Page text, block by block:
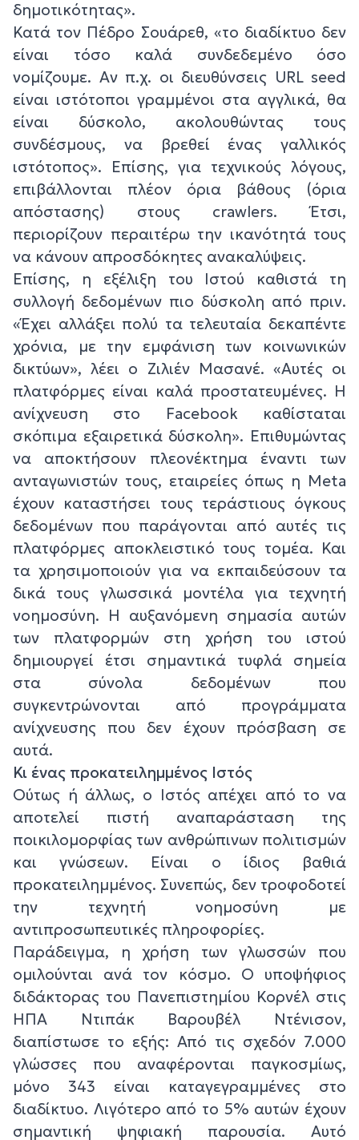
δημοτικότητας».
Κατά τον Πέδρο Σουάρεθ, «το διαδίκτυο δεν
είναι τόσο καλά συνδεδεμένο όσο
νομίζουμε. Αν π.χ. οι διευθύνσεις URL seed
είναι ιστότοποι γραμμένοι στα αγγλικά, θα
είναι δύσκολο, ακολουθώντας τους
συνδέσμους, να βρεθεί ένας γαλλικός
ιστότοπος». Επίσης, για τεχνικούς λόγους,
επιβάλλονται πλέον όρια βάθους (όρια
απόστασης) στους crawlers. Έτσι,
περιορίζουν περαιτέρω την ικανότητά τους
να κάνουν απροσδόκητες ανακαλύψεις.
Επίσης, η εξέλιξη του Ιστού καθιστά τη
συλλογή δεδομένων πιο δύσκολη από πριν.
«Έχει αλλάξει πολύ τα τελευταία δεκαπέντε
χρόνια, με την εμφάνιση των κοινωνικών
δικτύων», λέει ο Ζιλιέν Μασανέ. «Αυτές οι
πλατφόρμες είναι καλά προστατευμένες. Η
ανίχνευση στο Facebook καθίσταται
σκόπιμα εξαιρετικά δύσκολη». Επιθυμώντας
να αποκτήσουν πλεονέκτημα έναντι των
ανταγωνιστών τους, εταιρείες όπως η Meta
έχουν καταστήσει τους τεράστιους όγκους
δεδομένων που παράγονται από αυτές τις
πλατφόρμες αποκλειστικό τους τομέα. Και
τα χρησιμοποιούν για να εκπαιδεύσουν τα
δικά τους γλωσσικά μοντέλα για τεχνητή
νοημοσύνη. Η αυξανόμενη σημασία αυτών
των πλατφορμών στη χρήση του ιστού
δημιουργεί έτσι σημαντικά τυφλά σημεία
στα σύνολα δεδομένων που
συγκεντρώνονται από προγράμματα
ανίχνευσης που δεν έχουν πρόσβαση σε
αυτά.
Κι ένας προκατειλημμένος Ιστός
Ούτως ή άλλως, ο Ιστός απέχει από το να
αποτελεί πιστή αναπαράσταση της
ποικιλομορφίας των ανθρώπινων πολιτισμών
και γνώσεων. Είναι ο ίδιος βαθιά
προκατειλημμένος. Συνεπώς, δεν τροφοδοτεί
την τεχνητή νοημοσύνη με
αντιπροσωπευτικές πληροφορίες.
Παράδειγμα, η χρήση των γλωσσών που
ομιλούνται ανά τον κόσμο. Ο υποψήφιος
διδάκτορας του Πανεπιστημίου Κορνέλ στις
ΗΠΑ Ντιπάκ Βαρουβέλ Ντένισον,
διαπίστωσε το εξής: Από τις σχεδόν 7.000
γλώσσες που αναφέρονται παγκοσμίως,
μόνο 343 είναι καταγεγραμμένες στο
διαδίκτυο. Λιγότερο από το 5% αυτών έχουν
σημαντική ψηφιακή παρουσία. Αυτό